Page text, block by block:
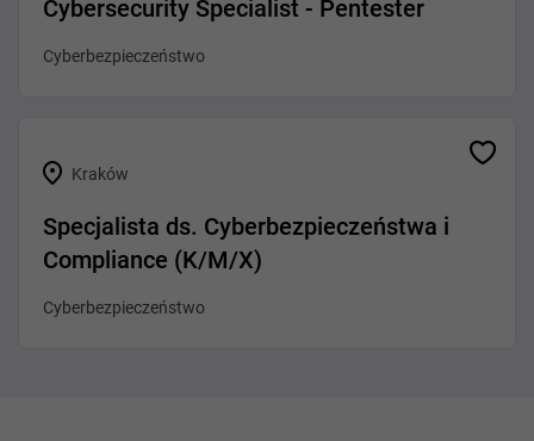
Cybersecurity Specialist - Pentester
Cyberbezpieczeństwo
Kraków
Specjalista ds. Cyberbezpieczeństwa i
Compliance (K/M/X)
Cyberbezpieczeństwo